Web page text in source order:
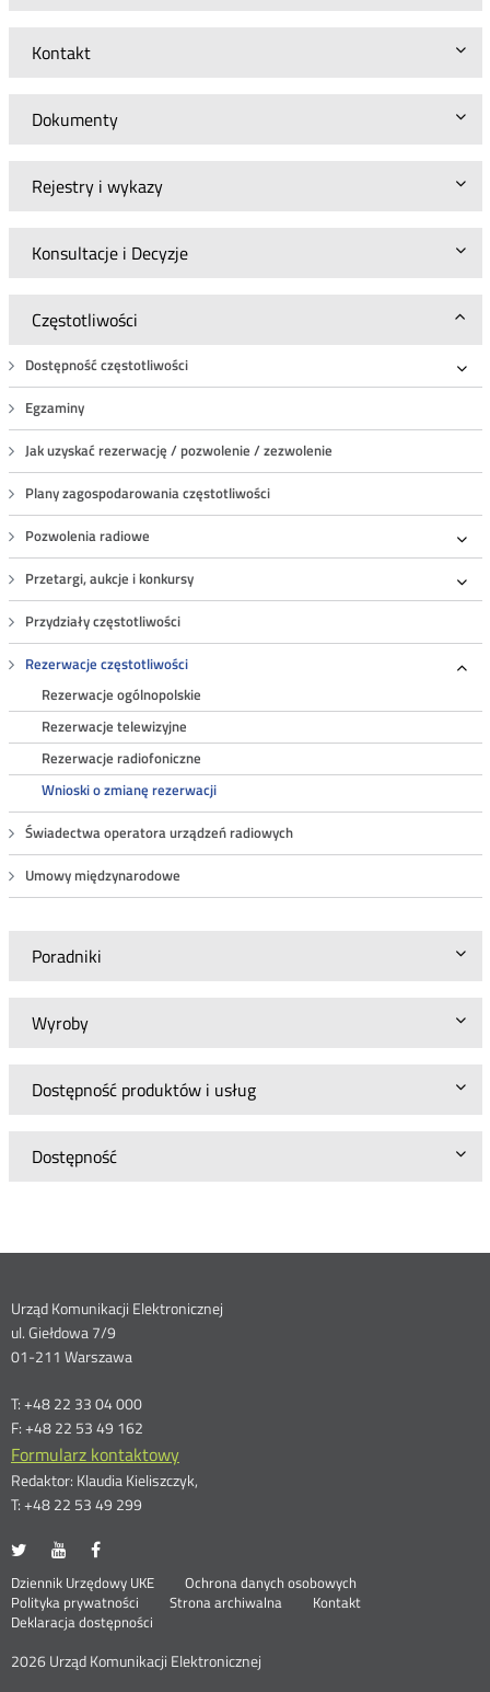
Kontakt
Dokumenty
Rejestry i wykazy
Konsultacje i Decyzje
Częstotliwości
Dostępność częstotliwości
Egzaminy
Jak uzyskać rezerwację / pozwolenie / zezwolenie
Plany zagospodarowania częstotliwości
Pozwolenia radiowe
Przetargi, aukcje i konkursy
Przydziały częstotliwości
Rezerwacje częstotliwości
Rezerwacje ogólnopolskie
Rezerwacje telewizyjne
Rezerwacje radiofoniczne
Wnioski o zmianę rezerwacji
Świadectwa operatora urządzeń radiowych
Umowy międzynarodowe
Poradniki
Wyroby
Dostępność produktów i usług
Dostępność
Dane
kontaktowe
Urząd Komunikacji Elektronicznej
ul. Giełdowa 7/9
01-211 Warszawa
T: +48 22 33 04 000
F: +48 22 53 49 162
Formularz kontaktowy
Redaktor: Klaudia Kieliszczyk,
T: +48 22 53 49 299
UKE
portalu
Twitter
Otwórz
nowym
oknie
UKE
portalu
Youtube
Otwórz
nowym
oknie
portalu
Facebook
nowym
oknie
Stopka
menu
Dziennik Urzędowy UKE Otwórz
Ochrona danych osobowych
Polityka prywatności
Otwórz
w
oknie
Strona archiwalna
Kontakt
Deklaracja dostępności
2026 Urząd Komunikacji Elektronicznej